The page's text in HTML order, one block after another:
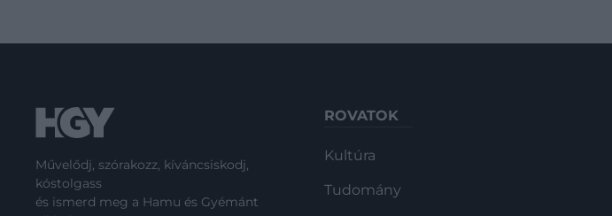
Művelődj, szórakozz, kíváncsiskodj,
kóstolgass
és ismerd meg a Hamu és Gyémánt
ROVATOK
Kultúra
Tudomány